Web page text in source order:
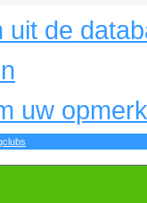
uit de
uw